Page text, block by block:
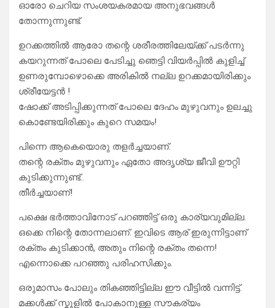
ഓരോ ചെറിയ സംശയകരമായ അനുഭവങ്ങൾ
തോന്നുന്നുണ്ട്.
ഉറക്കത്തിൽ ആരോ തന്റെ ശരീരത്തിലേയ്ക്ക് പടർന്നു
കയറുന്നത് പോലെ പേടിച്ചു ഞെട്ടി വിയർപ്പിൽ കുളിച്ച്
ഉണരുമ്പോഴൊക്കെ അരികിൽ നല്ല ഉറക്കമായിരിക്കും
ശ്രീയേട്ടൻ !
ഷോക്ക് അടിപ്പിക്കുന്നത് പോലെ ദേഹം മുഴുവനും ഉലച്ചു
കൊണ്ടേയിരിക്കും കുറെ സമയം!
പിന്നെ ആകെയൊരു തളർച്ചയാണ്.
തന്റെ രക്തം മുഴുവനും ഏതോ അദൃശ്യ ജീവി ഊറ്റി
കുടിക്കുന്നുണ്ട്..
തീർച്ചയാണ്!
പക്ഷെ ഭർത്താവിനോട് പറഞ്ഞിട്ട് ഒരു കാര്യവുമില്ല.
ഒക്കെ നിന്റെ തോന്നലാണ്. ഇവിടെ ആര് ഇരുന്നിട്ടാണ്
രക്തം കുടിക്കാൻ, അതും നിന്റെ രക്തം തന്നെ!
എന്നൊക്കെ പറഞ്ഞു പരിഹസിക്കും.
ഒരുമാസം പോലും തികഞ്ഞിട്ടില്ല ഈ വീട്ടിൽ വന്നിട്ട്.
മക്കൾക്ക് സ്കൂളിൽ പോകാനുള്ള സൗകര്യം